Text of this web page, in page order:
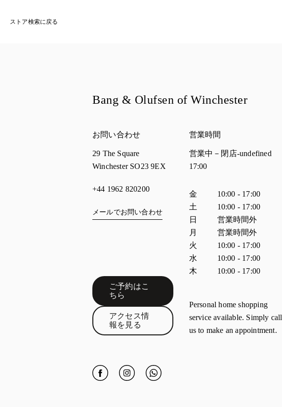
ストア検索に戻る
Bang & Olufsen of Winchester
お問い合わせ
29 The Square
Winchester SO23 9EX
+44 1962 820200
メールでお問い合わせ
ご予約はこ
ちら
Link Opens in New Tab
アクセス情
報を見るLink Opens in New Tab
Click to open Facebook
Link Opens in New Tab
Click to open Instagram
Link Opens in New Tab
Click to open Whatsapp
Link Opens in New Tab
営業時間
営業中－閉店-undefined
17:00
曜日 営業時間
金 10:00 - 17:00
土
10:00 - 17:00
日
営業時間外
月
営業時間外
火
10:00 - 17:00
水
10:00 - 17:00
木
10:00 - 17:00
Personal home shopping
service available. Simply call
us to make an appointment.